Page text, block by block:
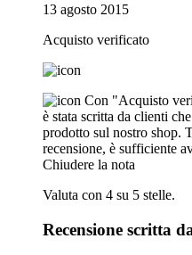
13 agosto 2015
Acquisto verificato
Con "Acquisto
è stata scritta da clienti
prodotto sul nostro shop.
recensione, è sufficiente
Chiudere la nota
Valuta con 4 su 5 stelle.
Recensione scritta